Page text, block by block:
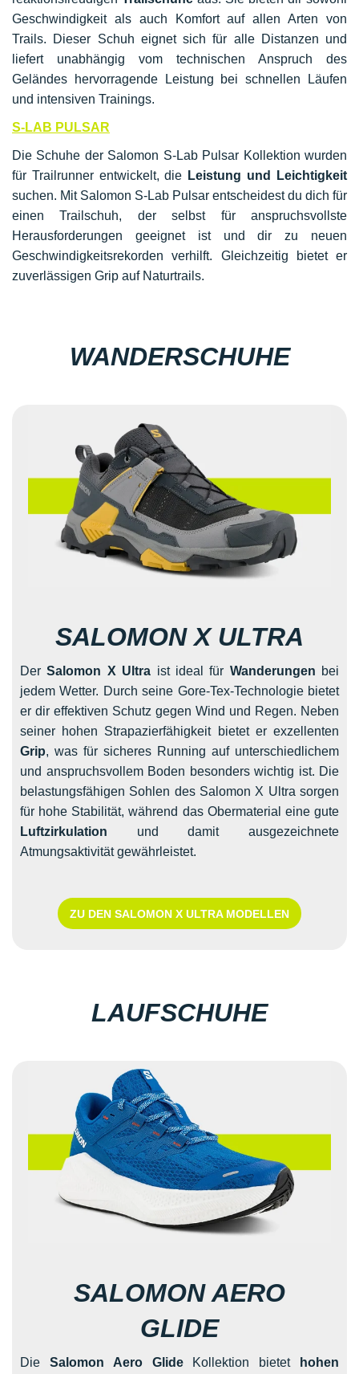
Geschwindigkeit als auch Komfort auf allen Arten von
Trails. Dieser Schuh eignet sich für alle Distanzen und
liefert unabhängig vom technischen Anspruch des
Geländes hervorragende Leistung bei schnellen Läufen
und intensiven Trainings.
S-LAB PULSAR
Die Schuhe der Salomon S-Lab Pulsar Kollektion wurden
für Trailrunner entwickelt, die Leistung und Leichtigkeit
suchen. Mit Salomon S-Lab Pulsar entscheidest du dich für
einen Trailschuh, der selbst für anspruchsvollste
Herausforderungen geeignet ist und dir zu neuen
Geschwindigkeitsrekorden verhilft. Gleichzeitig bietet er
zuverlässigen Grip auf Naturtrails.
WANDERSCHUHE
SALOMON X ULTRA
DerSalomon X Ultra ist ideal für Wanderungen bei
jedem Wetter. Durch seine Gore-Tex-Technologie bietet
er dir effektiven Schutz gegen Wind und Regen. Neben
seiner hohen Strapazierfähigkeit bietet er exzellenten
Grip, was für sicheres Running auf unterschiedlichem
und anspruchsvollem Boden besonders wichtig ist. Die
belastungsfähigen Sohlen des Salomon X Ultra sorgen
für hohe Stabilität, während das Obermaterial eine gute
Luftzirkulation und damit ausgezeichnete
Atmungsaktivität gewährleistet.
ZU DEN SALOMON X ULTRA MODELLEN
LAUFSCHUHE
SALOMON AERO
GLIDE
Die Salomon Aero GlideKollektion bietet hohen